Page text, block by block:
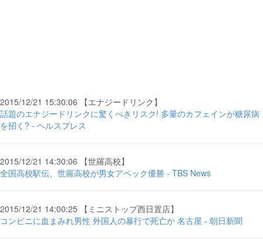
2015/12/21 15:30:06 【エナジードリンク】
話題のエナジードリンクに驚くべきリスク! 多量のカフェインが糖尿病
を招く? - ヘルスプレス
2015/12/21 14:30:06 【世羅高校】
全国高校駅伝、世羅高校が男女アベック優勝 - TBS News
2015/12/21 14:00:25 【ミニストップ西日置店】
コンビニに血まみれ男性 外国人の暴行で死亡か 名古屋 - 朝日新聞